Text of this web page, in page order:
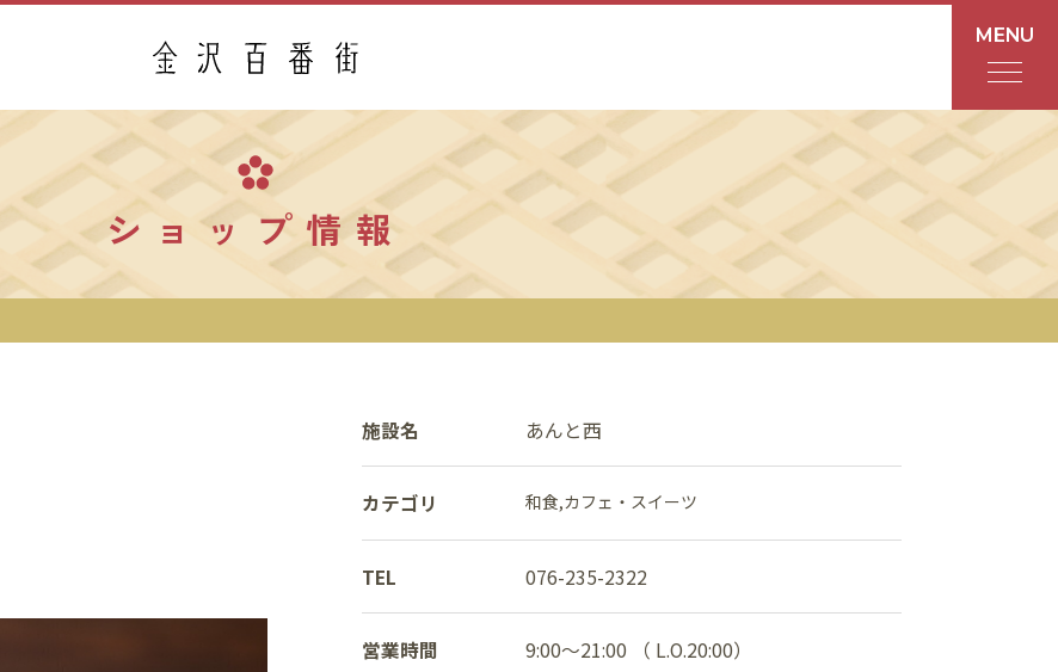
MENU
あんと
Rinto
レストラン・カフェ
イベント
ショップ情報
施設名 あんと西
カテゴリ 和食 カフェ・スイーツ
TEL 076-235-2322
営業時間
9:00～21:00 （ L.O.20:00）